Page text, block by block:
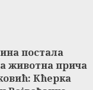
постала
животна прича
Кћерка